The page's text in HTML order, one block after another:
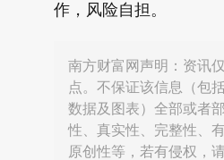
作，风险自担。
南方财富网声明：资讯
点。不保证该信息（包
数据及图表）全部或者
性、真实性、完整性、
原创性等，若有侵权，